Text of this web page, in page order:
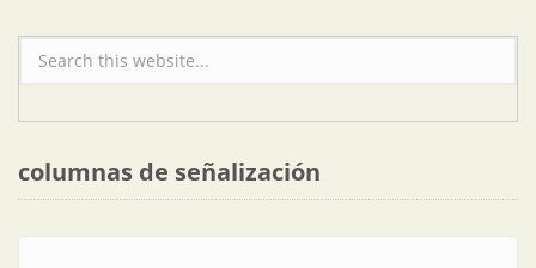
Formulario de búsqueda
columnas de señalización